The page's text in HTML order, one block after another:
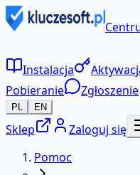
Instalacja
Pobieranie
Zgłoszenie
PL EN
Sklep
Zaloguj się
Pomoc